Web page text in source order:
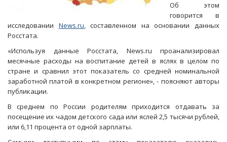
Об этом
говорится в
исследовании News.ru, составленном на основании данных
Росстата.
«Используя данные Росстата, News.ru проанализировал
месячные расходы на воспитание детей в яслях в целом по
стране и сравнил этот показатель со средней номинальной
заработной платой в конкретном регионе», - поясняют авторы
публикации.
В среднем по России родителям приходится отдавать за
посещение их чадом детского сада или яслей 2,5 тысячи рублей,
или 6,11 процента от одной зарплаты.